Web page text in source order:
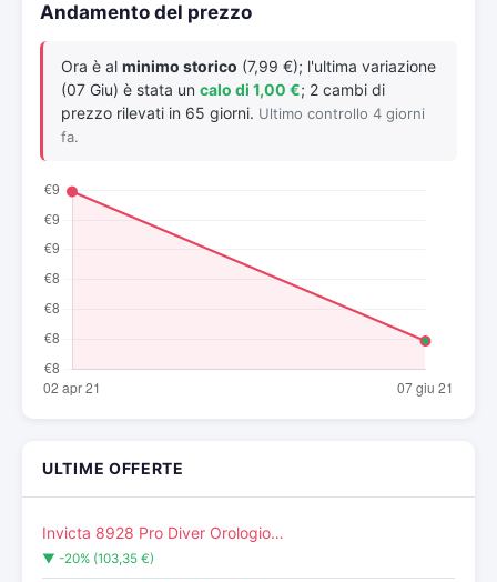
Andamento del prezzo
Ora è al minimo storico (7,99 €); l'ultima variazione
(07 Giu) è stata un calo di 1,00 €; 2 cambi di
prezzo rilevati in 65 giorni. Ultimo controllo 4 giorni
fa.
ULTIME OFFERTE
Invicta 8928 Pro Diver Orologio…
▼ -20% (103,35 €)